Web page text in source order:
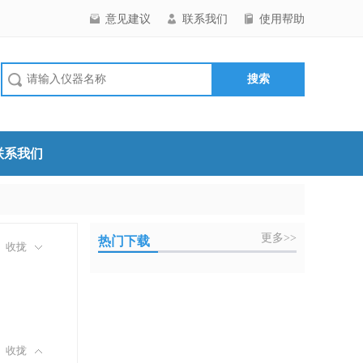
使用帮助
联系我们
意见建议
系我们
收拢
收拢
热门下载 更多>>